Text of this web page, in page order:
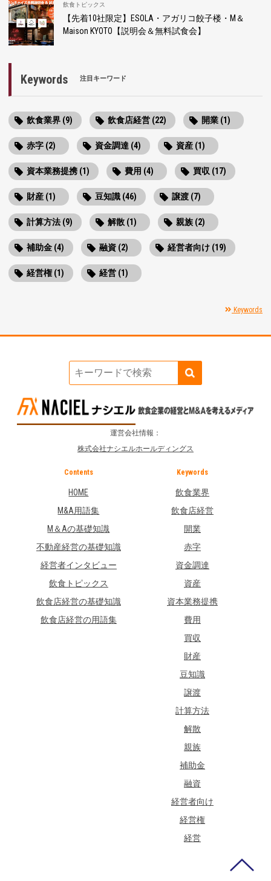
飲食トピックス
【先着10社限定】ESOLA・アガリコ餃子楼・M＆
Maison KYOTO【説明会＆無料試食会】
Keywords 注目キーワード
飲食業界 (9) 飲食店経営 (22) 開業 (1)
赤字 (2) 資金調達 (4) 資産 (1)
資本業務提携 (1) 費用 (4) 買収 (17)
財産 (1) 豆知識 (46) 譲渡 (7)
計算方法 (9) 解散 (1) 親族 (2)
補助金 (4) 融資 (2) 経営者向け (19)
経営権 (1) 経営 (1)
Keywords
運営会社情報：
株式会社ナシエルホールディングス
Contents
HOME
M&A用語集
M＆Aの基礎知識
不動産経営の基礎知識
経営者インタビュー
飲食トピックス
飲食店経営の基礎知識
飲食店経営の用語集
Keywords
飲食業界
飲食店経営
開業
赤字
資金調達
資産
資本業務提携
費用
買収
財産
豆知識
譲渡
計算方法
解散
親族
補助金
融資
経営者向け
経営権
経営